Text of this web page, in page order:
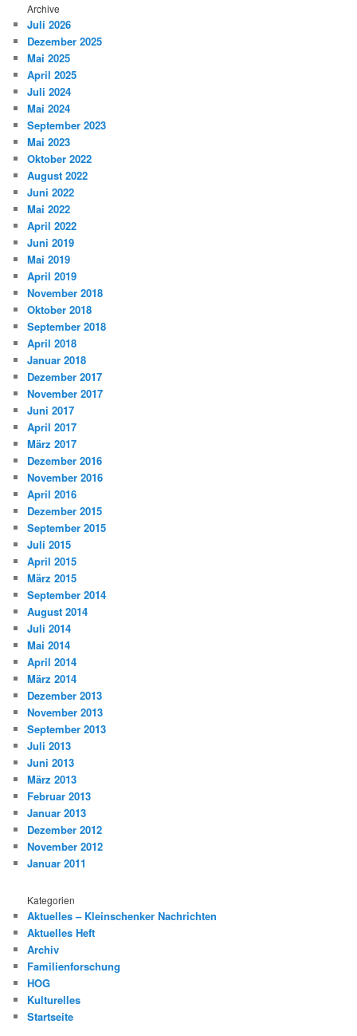
Archive
Juli 2026
Dezember 2025
Mai 2025
April 2025
Juli 2024
Mai 2024
September 2023
Mai 2023
Oktober 2022
August 2022
Juni 2022
Mai 2022
April 2022
Juni 2019
Mai 2019
April 2019
November 2018
Oktober 2018
September 2018
April 2018
Januar 2018
Dezember 2017
November 2017
Juni 2017
April 2017
März 2017
Dezember 2016
November 2016
April 2016
Dezember 2015
September 2015
Juli 2015
April 2015
März 2015
September 2014
August 2014
Juli 2014
Mai 2014
April 2014
März 2014
Dezember 2013
November 2013
September 2013
Juli 2013
Juni 2013
März 2013
Februar 2013
Januar 2013
Dezember 2012
November 2012
Januar 2011
Kategorien
Aktuelles – Kleinschenker Nachrichten
Aktuelles Heft
Archiv
Familienforschung
HOG
Kulturelles
Startseite